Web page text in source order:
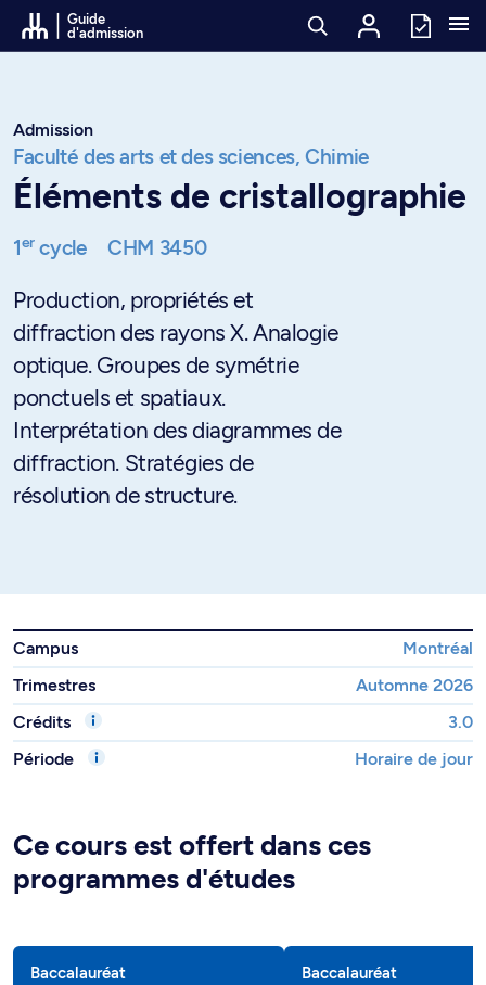
Passer au contenu
Guide
d'admission
Admission
Faculté des arts et des sciences, Chimie
Éléments de cristallographie
1ercycle CHM 3450
Production, propriétés et
diffraction des rayons X. Analogie
optique. Groupes de symétrie
ponctuels et spatiaux.
Interprétation des diagrammes de
diffraction. Stratégies de
résolution de structure.
Campus
Montréal
Trimestres
Automne 2026
Crédits
3.0
Période
Horaire de jour
Ce cours est offert dans ces
programmes d'études
Baccalauréat Baccalauréat